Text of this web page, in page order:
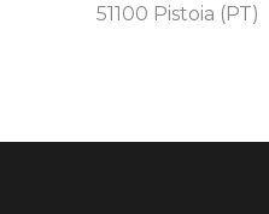
51100 Pistoia (PT)